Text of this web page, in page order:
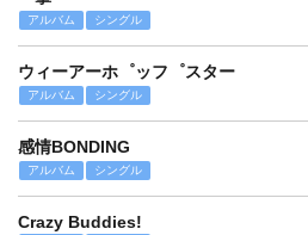
アルバム シングル
ウィーアーホ゜ッフ゜スター
アルバム シングル
感情BONDING
アルバム シングル
Crazy Buddies!